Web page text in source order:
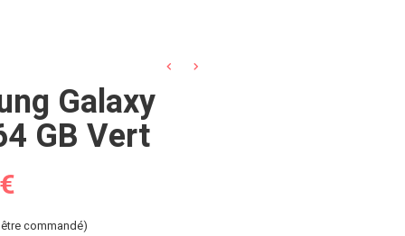
Galaxy
GB Vert
€
commandé)